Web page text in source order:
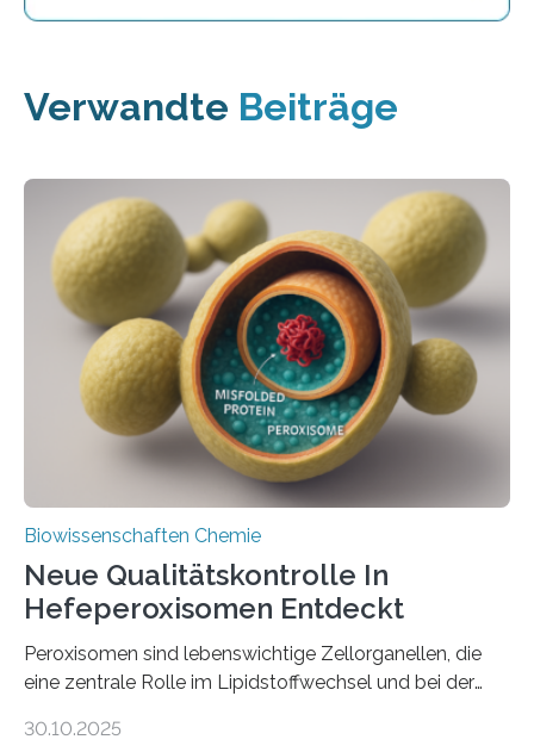
Verwandte Beiträge
Biowissenschaften Chemie
Neue Qualitätskontrolle In
Hefeperoxisomen Entdeckt
Peroxisomen sind lebenswichtige Zellorganellen, die
eine zentrale Rolle im Lipidstoffwechsel und bei der
erfüllen können, müssen zahlreiche Enzyme präzise in
30.10.2025